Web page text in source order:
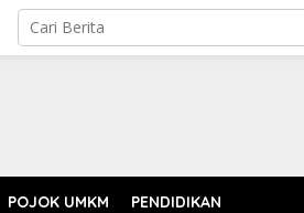
POJOK UMKM PENDIDIKAN